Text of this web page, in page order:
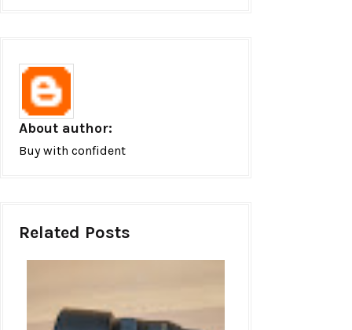
About author:
Buy with confident
Related Posts